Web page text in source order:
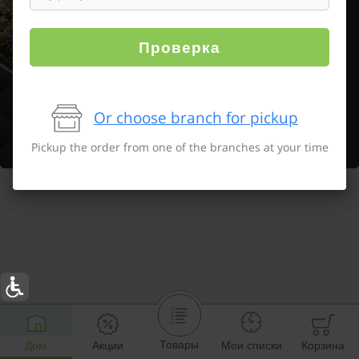
Дом Акции Товары Мои списки Корзина
Проверка
Or choose branch for pickup
Pickup the order from one of the branches at your time